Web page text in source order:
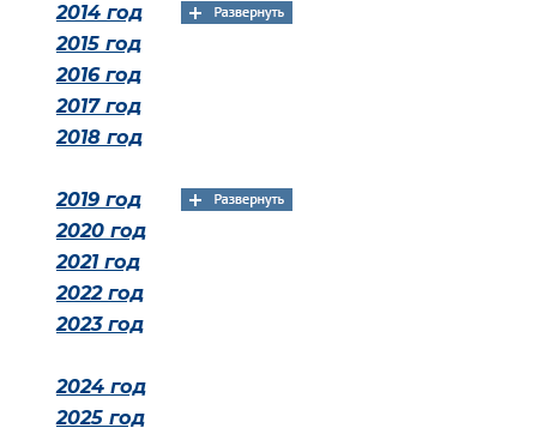
2014 год
2015 год
2016 год
2017 год
2018 год
2019 год
2020 год
2021 год
2022 год
2023 год
2024 год
2025 год